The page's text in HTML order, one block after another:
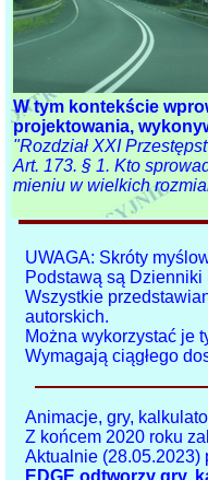
W tym kontekście
projektowania,
"Rozdział XXI
Art. 173. § 1. Kto
mieniu w wielkich
UWAGA: Skróty
Podstawą są
Wszystkie
autorskich.
Można wykorzystać je
Wymagają ciągłego
Animacje, gry,
Z końcem 2020 roku
Aktualnie (28.05.2023)
EDGE odtworzy gry,